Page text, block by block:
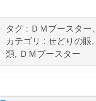
タグ : ＤＭブースター
カテゴリ : せどりの眼,
類, ＤＭブースター